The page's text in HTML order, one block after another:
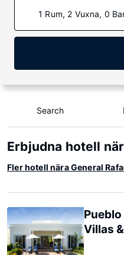
1 Rum, 2 Vuxna, 0
Search
Erbjudna hotell
Fler hotell nära General
Villas